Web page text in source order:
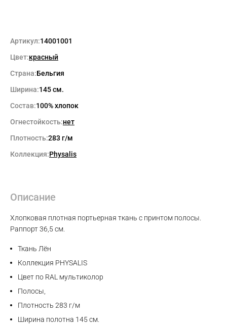
Артикул:14001001
Цвет:красный
Страна:Бельгия
Ширина:145 см.
Состав:100% хлопок
Огнестойкость:нет
Плотность:283 г/м
Коллекция:Physalis
Описание
Хлопковая плотная портьерная ткань с принтом полосы.
Раппорт 36,5 см.
Ткань Лён
Коллекция PHYSALIS
Цвет по RAL мультиколор
Полосы,
Плотность 283 г/м
Ширина полотна 145 см.
WhatsApp